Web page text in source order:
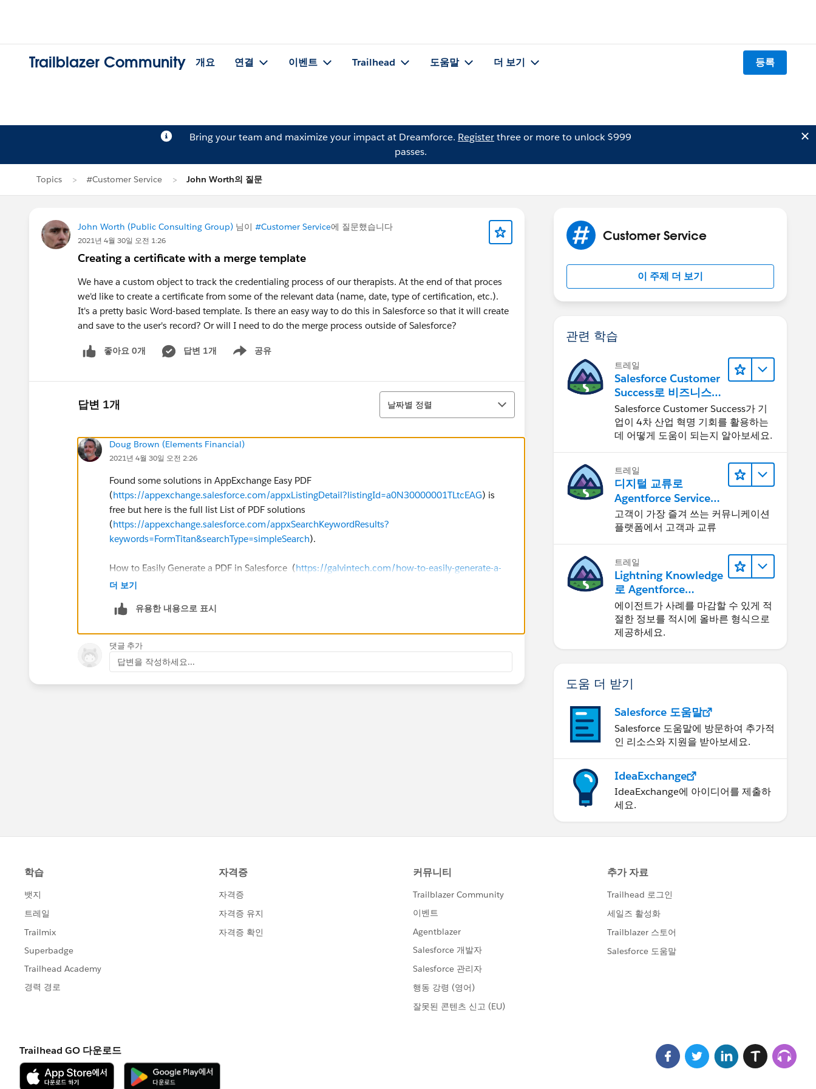
Trailblazer Community 개요 연결 이벤트 Trailhead 도움말 더 보기 등록
Bring your team and maximize your impact at Dreamforce. Registerthree or more to unlock $999
passes.
Topics #Customer Service John Worth의 질문
John Worth (Public Consulting Group) 님이 #Customer Service에 질문했습니다
2021년 4월 30일 오전 1:26
Creating a certificate with a merge template
We have a custom object to track the credentialing process of our therapists. At the end of that proces
we'd like to create a certificate from some of the relevant data (name, date, type of certification, etc.).
It's a pretty basic Word-based template. Is there an easy way to do this in Salesforce so that it will create
and save to the user's record? Or will I need to do the merge process outside of Salesforce?
좋아요 0개 답변 1개 공유
Show menu
답변 1개
정렬
날짜별 정렬
Doug Brown (Elements Financial)
2021년 4월 30일 오전 2:26
Found some solutions in AppExchange Easy PDF
(https://appexchange.salesforce.com/appxListingDetail?listingId=a0N30000001TLtcEAG) is
free but here is the full list List of PDF solutions
(https://appexchange.salesforce.com/appxSearchKeywordResults?
keywords=FormTitan&searchType=simpleSearch).
How to Easily Generate a PDF in Salesforce (https://galvintech.com/how-to-easily-generate-a-
pdf-in-salesforce/
Here is a old thread that has some pointers Custom Print Template for Record Detail Page
Hope that gives you some ideas.
더 보기
유용한 내용으로 표시
댓글 추가
답변을 작성하세요...
Customer Service
이 주제 더 보기
관련 학습
트레일
Salesforce Customer
Success로 비즈니스를
혁신하기
Salesforce Customer Success가 기
업이 4차 산업 혁명 기회를 활용하는
데 어떻게 도움이 되는지 알아보세요.
트레일
디지털 교류로
Agentforce Service
확장
고객이 가장 즐겨 쓰는 커뮤니케이션
플랫폼에서 고객과 교류
트레일
Lightning Knowledge
로 Agentforce
Service 개선
에이전트가 사례를 마감할 수 있게 적
절한 정보를 적시에 올바른 형식으로
제공하세요.
도움 더 받기
Salesforce 도움말
Salesforce 도움말에 방문하여 추가적
인 리소스와 지원을 받아보세요.
IdeaExchange
IdeaExchange에 아이디어를 제출하
세요.